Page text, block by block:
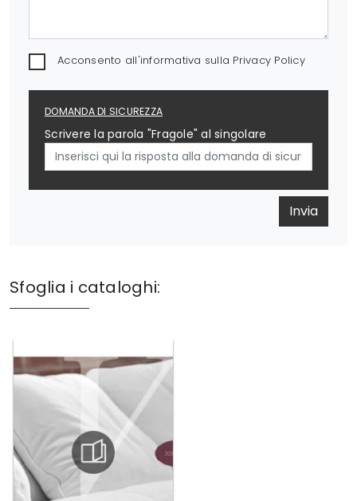
Acconsento all'informativa sulla Privacy Policy
DOMANDA DI SICUREZZA
Scrivere la parola "Fragole" al singolare
Invia
Sfoglia i cataloghi: